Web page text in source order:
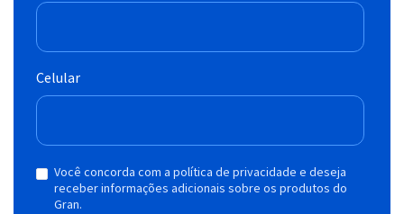
Celular
Você concorda com a política de privacidade e deseja
receber informações adicionais sobre os produtos do
Gran.